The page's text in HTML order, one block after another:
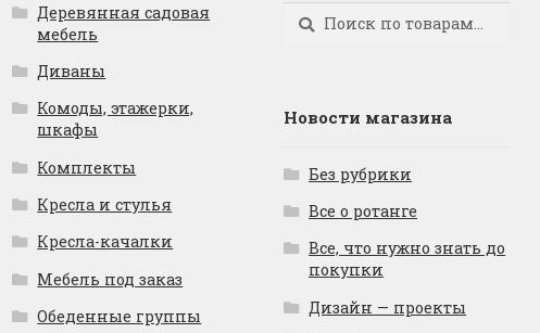
Деревянная садовая
мебель
Диваны
Комоды, этажерки,
шкафы
Комплекты
Кресла и стулья
Кресла-качалки
Мебель под заказ
Обеденные группы
Искать:
Поиск
Новости магазина
Без рубрики
Все о ротанге
Все, что нужно знать до
покупки
Дизайн — проекты